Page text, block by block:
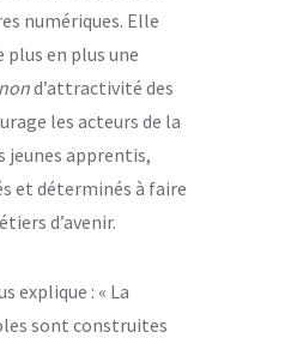
numériques. Elle
plus en plus une
d’attractivité des
les acteurs de la
jeunes apprentis,
et déterminés à faire
d’avenir.
explique : « La
sont construites